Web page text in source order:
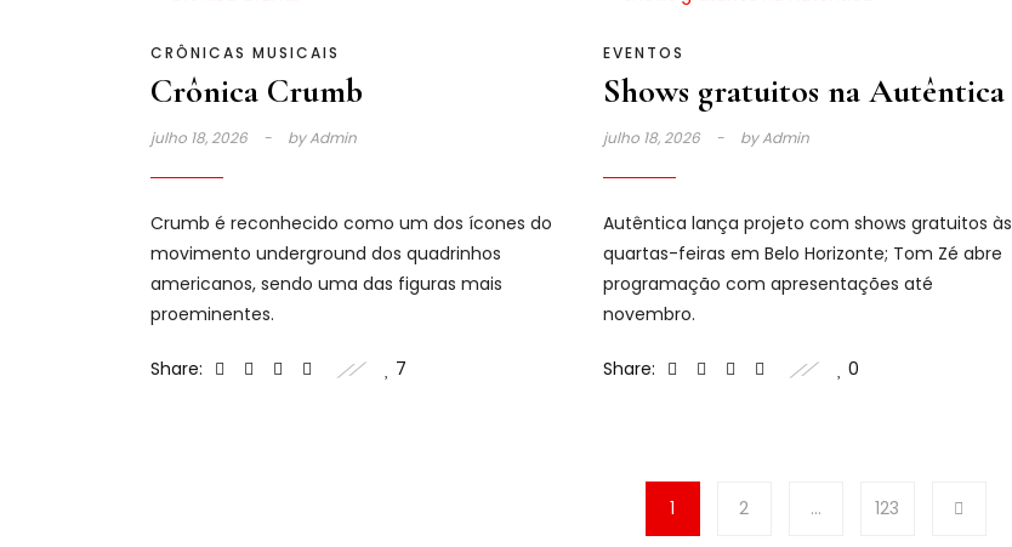
CRÔNICAS MUSICAIS
Crônica Crumb
julho 18, 2026 byAdmin
Crumb é reconhecido como um dos ícones do
movimento underground dos quadrinhos
americanos, sendo uma das figuras mais
proeminentes.
Share: 7
EVENTOS
Shows gratuitos na Autêntica
julho 18, 2026 byAdmin
Autêntica lança projeto com shows gratuitos às
quartas-feiras em Belo Horizonte; Tom Zé abre
programação com apresentações até
novembro.
Share: 0
1 2 … 123